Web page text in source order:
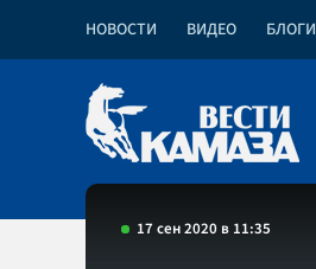
НОВОСТИ ВИДЕО БЛОГИ
17 сен 2020 в 11:35